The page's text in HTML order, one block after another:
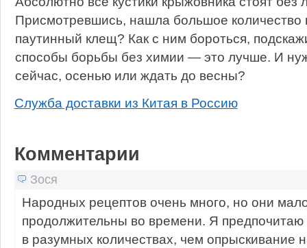
Присмотревшись, нашла большое количество
паутинный клещ? Как с ним бороться,
способы борьбы без химии — это лучше. И
сейчас, осенью или ждать до весны?
Служба доставки из Китая в Россию
Комментарии
Зося
Народных рецептов очень много, но они
продолжительны во времени. Я
в разумных количествах, чем опрыскивание